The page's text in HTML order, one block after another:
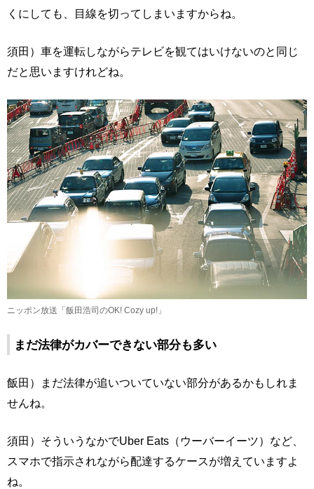
くにしても、目線を切ってしまいますからね。
須田）車を運転しながらテレビを観てはいけないのと同じ
だと思いますけれどね。
ニッポン放送「飯田浩司のOK! Cozy up!」
まだ法律がカバーできない部分も多い
飯田）まだ法律が追いついていない部分があるかもしれま
せんね。
須田）そういうなかでUber Eats（ウーバーイーツ）など、
スマホで指示されながら配達するケースが増えていますよ
ね。